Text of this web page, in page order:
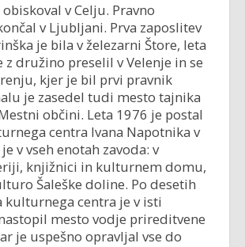
v Celju. Pravno
v Ljubljani. Prva zaposlitev
je bila v železarni Štore, leta
z družino preselil v Velenje in se
kjer je bil prvi pravnik
je zasedel tudi mesto tajnika
občini. Leta 1976 je postal
centra Ivana Napotnika v
v vseh enotah zavoda: v
knjižnici in kulturnem domu,
Šaleške doline. Po desetih
kulturnega centra je v isti
mesto vodje prireditvene
je uspešno opravljal vse do